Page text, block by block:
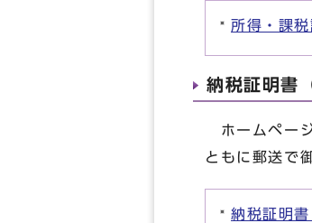
所得・課
納税証明書
ホームペー
ともに郵送で
納税証明